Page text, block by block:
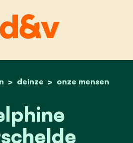
home
deinze onze mensen
delphine verschelde